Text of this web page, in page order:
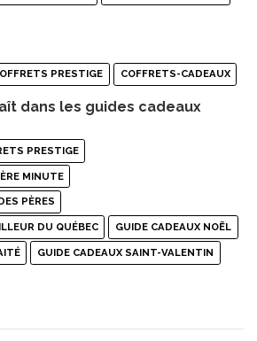
PRESTIGE COFFRETS-CADEAUX
dans les guides cadeaux
PRESTIGE
MINUTE
PÈRES
DU QUÉBEC GUIDE CADEAUX NOËL
GUIDE CADEAUX SAINT-VALENTIN